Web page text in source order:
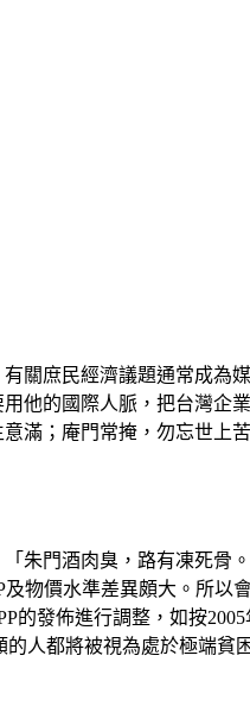
關庶民經濟議題通常成為
他的國際人脈，把台灣企
滿；庵門常掩，勿忘世上
朱門酒肉臭，路有凍死骨
物價水準差異頗大。所以
發佈進行調整，如按2005
人都將被視為處於極端貧